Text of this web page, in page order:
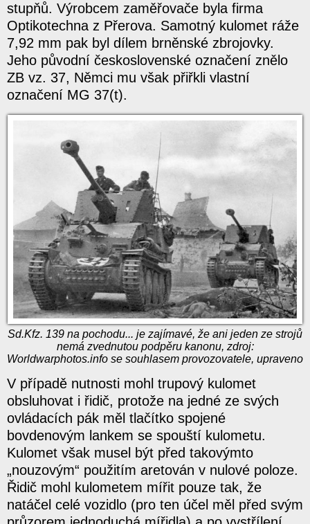
stupňů. Výrobcem zaměřovače byla firma
Optikotechna z Přerova. Samotný kulomet ráže
7,92 mm pak byl dílem brněnské zbrojovky.
Jeho původní československé označení znělo
ZB vz. 37, Němci mu však přiřkli vlastní
označení MG 37(t).
Sd.Kfz. 139 na pochodu... je zajímavé, že ani jeden ze strojů
nemá zvednutou podpěru kanonu, zdroj:
Worldwarphotos.info se souhlasem provozovatele, upraveno
V případě nutnosti mohl trupový kulomet
obsluhovat i řidič, protože na jedné ze svých
ovládacích pák měl tlačítko spojené
bovdenovým lankem se spouští kulometu.
Kulomet však musel být před takovýmto
„nouzovým“ použitím aretován v nulové poloze.
Řidič mohl kulometem mířit pouze tak, že
natáčel celé vozidlo (pro ten účel měl před svým